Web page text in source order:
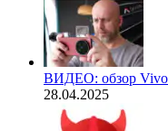
ВИДЕО: обзор Vivo
28.04.2025